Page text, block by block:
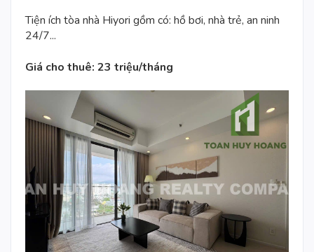
Tiện ích tòa nhà Hiyori gồm có: hồ bơi, nhà trẻ, an ninh
24/7...
Giá cho thuê: 23 triệu/tháng